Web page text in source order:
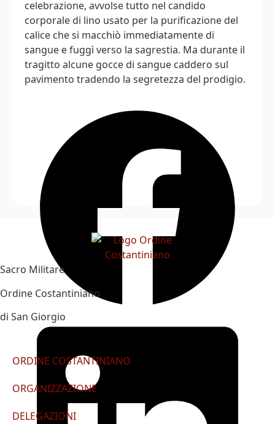
celebrazione, avvolse tutto nel candido
corporale di lino usato per la purificazione del
calice che si macchiò immediatamente di
sangue e fuggì verso la sagrestia. Ma durante il
tragitto alcune gocce di sangue caddero sul
pavimento tradendo la segretezza del prodigio.
Sacro Militare
Ordine Costantiniano
di San Giorgio
ORDINE COSTANTINIANO
ORGANIZZAZIONE
DELEGAZIONI